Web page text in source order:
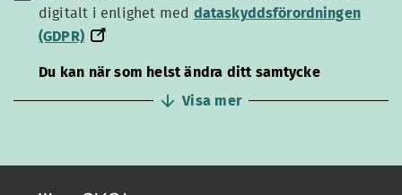
digitalt i enlighet med dataskyddsförordningen
dataskyddsförordningen
(GDPR)
Du kan när som helst ändra ditt samtycke
Visa mer